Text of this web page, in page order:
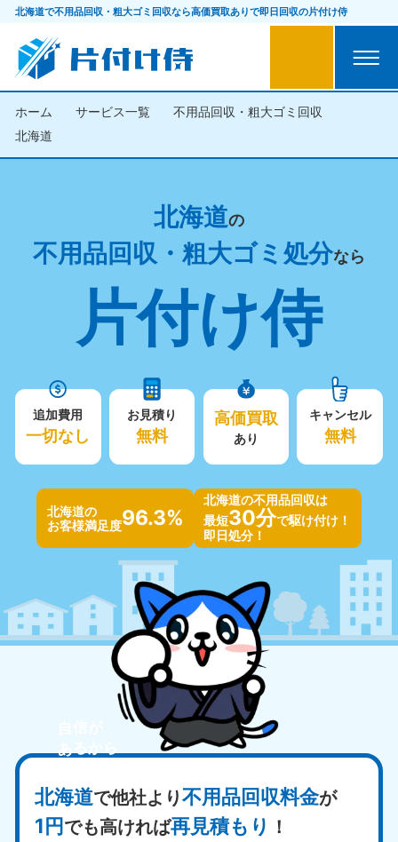
北海道で不用品回収・粗大ゴミ回収なら高価買取ありで即日回収の片付け侍
ホーム サービス一覧
不用品回収・粗大ゴミ回収
北海道
北海道の
不用品回収・粗大ゴミ処分なら
片付け侍
追加費用
一切なし
お見積り
無料
高価買取
あり
キャンセル
無料
北海道の
お客様満足度96.3%
北海道の不用品回収は
最短30分で駆け付け！
即日処分！
北海道で他社より不用品回収料金が
1円でも高ければ再見積もり ！